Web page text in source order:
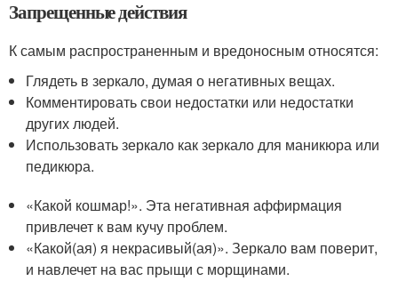
Запрещенные действия
К самым распространенным и вредоносным относятся:
Глядеть в зеркало, думая о негативных вещах.
Комментировать свои недостатки или недостатки
других людей.
Использовать зеркало как зеркало для маникюра или
педикюра.
«Какой кошмар!». Эта негативная аффирмация
привлечет к вам кучу проблем.
«Какой(ая) я некрасивый(ая)». Зеркало вам поверит,
и навлечет на вас прыщи с морщинами.